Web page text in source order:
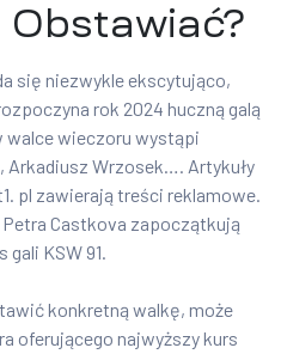
Obstawiać?
się niezwykle ekscytująco,
rok 2024 huczną galą
walce wieczoru wystąpi
Arkadiusz Wrzosek…. Artykuły
pl zawierają treści reklamowe.
Castkova zapoczątkują
KSW 91.
konkretną walkę, może
oferującego najwyższy kurs